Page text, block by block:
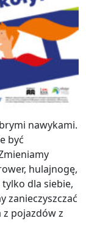
nawykami.
być
hulajnogę,
dla siebie,
zanieczyszczać
pojazdów z